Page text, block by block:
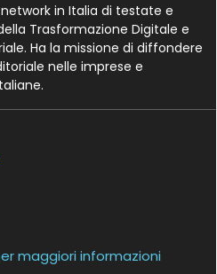
in Italia di testate e
Trasformazione Digitale e
Ha la missione di diffondere
nelle imprese e
maggiori informazioni